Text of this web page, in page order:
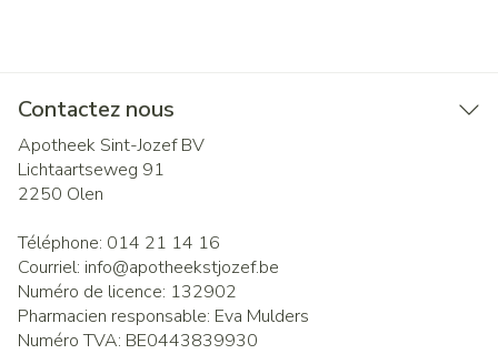
Contactez nous
Apotheek Sint-Jozef BV
Lichtaartseweg 91
2250 Olen
Téléphone: 014 21 14 16
Courriel: info@apotheekstjozef.be
Numéro de licence: 132902
Pharmacien responsable: Eva Mulders
Numéro TVA: BE0443839930